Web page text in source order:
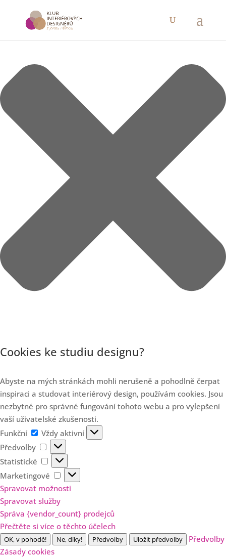
Cookies ke studiu designu?
Abyste na mých stránkách mohli nerušeně a pohodlně čerpat
inspiraci a studovat interiérový design, používám cookies. Jsou
nezbytné pro správné fungování tohoto webu a pro vylepšení
vaší uživatelské zkušenosti.
Funkční
Funkční
Vždy aktivní
Předvolby
Předvolby
Statistické
Statistické
Marketingové
Marketingové
Spravovat možnosti
Spravovat služby
Správa {vendor_count} prodejců
Přečtěte si více o těchto účelech
OK, v pohodě! Ne, díky! Předvolby Uložit předvolby
Předvolby
Zásady cookies